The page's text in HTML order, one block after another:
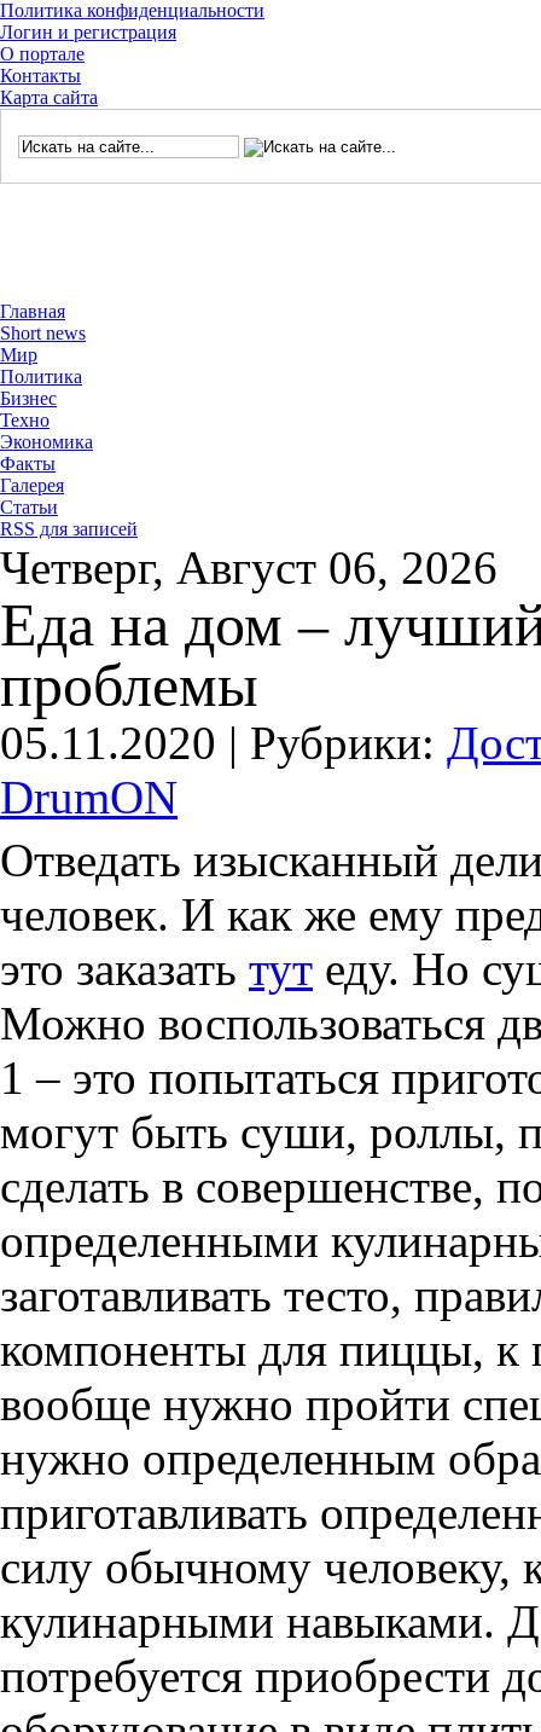
Политика конфиденциальности
Логин и регистрация
О портале
Контакты
Карта сайта
Главная
Short news
Мир
Политика
Бизнес
Техно
Экономика
Факты
Галерея
Статьи
RSS для записей
Четверг, Август 06, 2026
Еда на дом –
проблемы
05.11.2020 | Рубрики:
DrumON
Отведать изысканный
человек. И как же ему
это заказать тут еду. Но
Можно воспользоваться
1 – это попытаться
могут быть суши, роллы,
сделать в совершенстве,
определенными
заготавливать тесто,
компоненты для пиццы, к
вообще нужно пройти
нужно определенным
приготавливать
силу обычному человеку,
кулинарными навыками.
потребуется приобрести